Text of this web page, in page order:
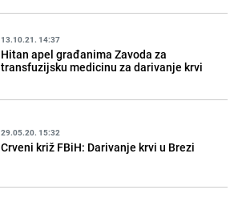
13.10.21. 14:37
Hitan apel građanima Zavoda za
transfuzijsku medicinu za darivanje krvi
29.05.20. 15:32
Crveni križ FBiH: Darivanje krvi u Brezi